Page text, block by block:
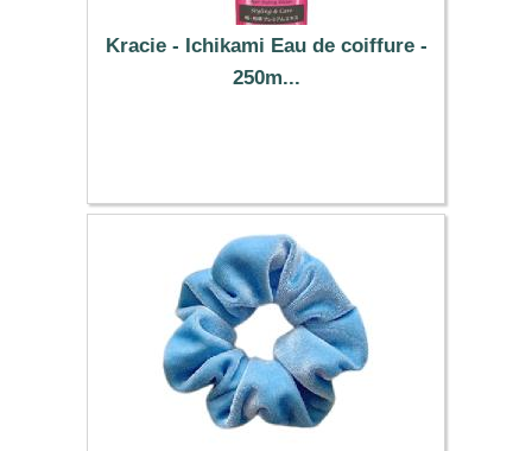
Kracie - Ichikami Eau de coiffure -
250m...